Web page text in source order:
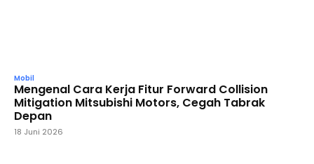
Mobil
Mengenal Cara Kerja Fitur Forward Collision
Mitigation Mitsubishi Motors, Cegah Tabrak
Depan
18 Juni 2026